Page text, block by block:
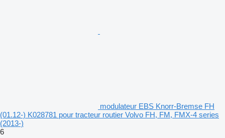
modulateur EBS Knorr-Bremse FH
(01.12-) K028781 pour tracteur routier Volvo FH, FM, FMX-4 series
(2013-)
6